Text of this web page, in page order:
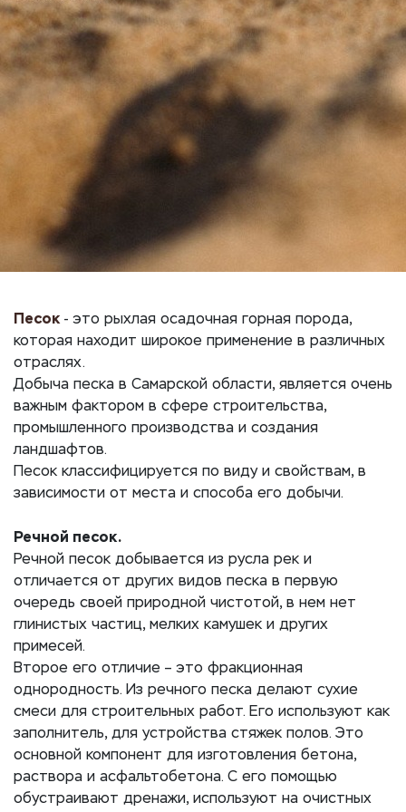
Песок - это рыхлая осадочная горная порода,
которая находит широкое применение в различных
отраслях.
Добыча песка в Самарской области, является очень
важным фактором в сфере строительства,
промышленного производства и создания
ландшафтов.
Песок классифицируется по виду и свойствам, в
зависимости от места и способа его добычи.
Речной песок.
Речной песок добывается из русла рек и
отличается от других видов песка в первую
очередь своей природной чистотой, в нем нет
глинистых частиц, мелких камушек и других
примесей.
Второе его отличие – это фракционная
однородность. Из речного песка делают сухие
смеси для строительных работ. Его используют как
заполнитель, для устройства стяжек полов. Это
основной компонент для изготовления бетона,
раствора и асфальтобетона. С его помощью
обустраивают дренажи, используют на очистных